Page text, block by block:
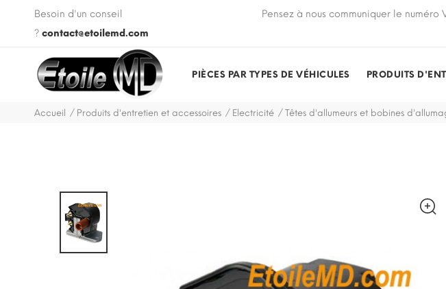
Besoin d'un conseil
? contact@etoilemd.com
VIN de votre véhicule lors de votre commande. Pensez à nous communiquer le
PIÈCES PAR TYPES DE VÉHICULES PRODUITS
Accueil Produits d'entretien et accessoires Electricité Têtes d'allumeurs et bobines